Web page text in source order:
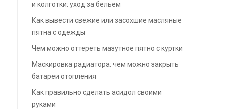
и колготки: уход за бельем
Как вывести свежие или засохшие масляные
пятна с одежды
Чем можно оттереть мазутное пятно с куртки
Маскировка радиатора: чем можно закрыть
батареи отопления
Как правильно сделать асидол своими
руками